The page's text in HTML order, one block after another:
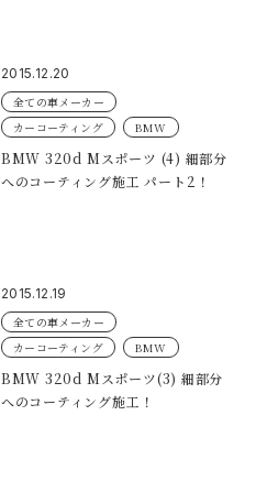
2015.12.20
全ての車メーカー
カーコーティング
BMW
BMW 320d Mスポーツ (4) 細部分
へのコーティング施工 パート2！
2015.12.19
全ての車メーカー
カーコーティング
BMW
BMW 320d Mスポーツ(3) 細部分
へのコーティング施工！